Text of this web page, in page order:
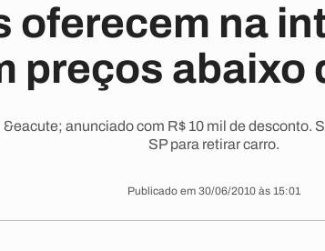
oferecem na
preços abaixo
anunciado com R$ 10 mil de desconto.
SP para retirar carro.
Publicado em 30/06/2010 às 15:01